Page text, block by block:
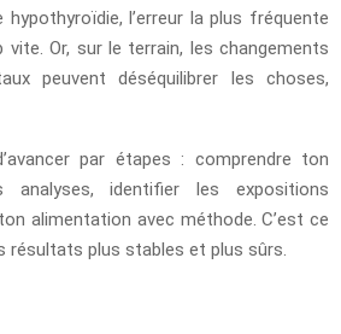
l’erreur la plus fréquente
Or, sur le terrain, les changements
peuvent déséquilibrer les choses,
par étapes : comprendre ton
analyses, identifier les expositions
alimentation avec méthode. C’est ce
résultats plus stables et plus sûrs.